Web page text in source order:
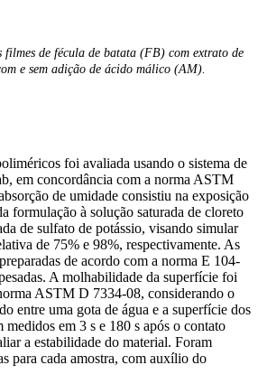
filmes de fécula de batata (FB) com extrato de
e sem adição de ácido málico (AM).
foi avaliada usando o sistema de
em concordância com a norma ASTM
de umidade consistiu na exposição
formulação à solução saturada de cloreto
de sulfato de potássio, visando simular
de 75% e 98%, respectivamente. As
de acordo com a norma E 104-
A molhabilidade da superfície foi
ASTM D 7334-08, considerando o
entre uma gota de água e a superfície dos
em 3 s e 180 s após o contato
a estabilidade do material. Foram
para cada amostra, com auxílio do